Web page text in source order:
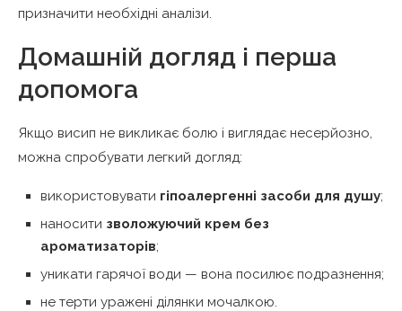
призначити необхідні аналізи.
Домашній догляд і перша
допомога
Якщо висип не викликає болю і виглядає несерйозно,
можна спробувати легкий догляд:
використовувати гіпоалергенні засоби для душу;
наносити зволожуючий крем без
ароматизаторів;
уникати гарячої води — вона посилює подразнення;
не терти уражені ділянки мочалкою.